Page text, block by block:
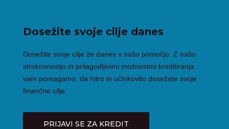
Dosežite svoje cilje danes
Dosežite svoje cilje že danes s našo pomočjo. Z našo
strokovnostjo in prilagodljivimi možnostmi kreditiranja
vam pomagamo, da hitro in učinkovito dosežete svoje
finančne cilje.
PRIJAVI SE ZA KREDIT